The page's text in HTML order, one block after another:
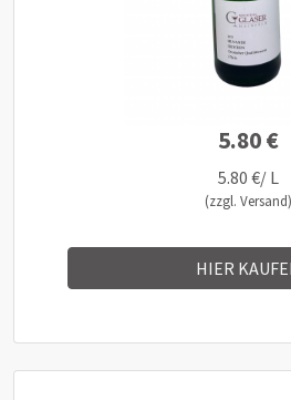
5.80 €
5.80 €/ L
(zzgl. Versand)
HIER